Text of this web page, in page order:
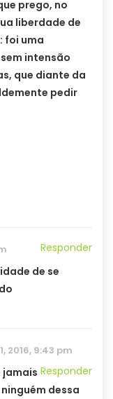
prego, no
liberdade de
foi uma
intensão
que diante da
pedir
Responder
de se
2016, 9:43 pm
Responder
jamais
dessa